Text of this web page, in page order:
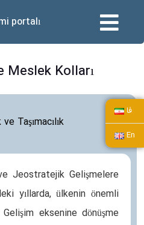
portalı
فا
En
Meslek Kolları
Taşımacılık
Jeostratejik Gelişmelere
yıllarda, ülkenin önemli
eksenine dönüşme